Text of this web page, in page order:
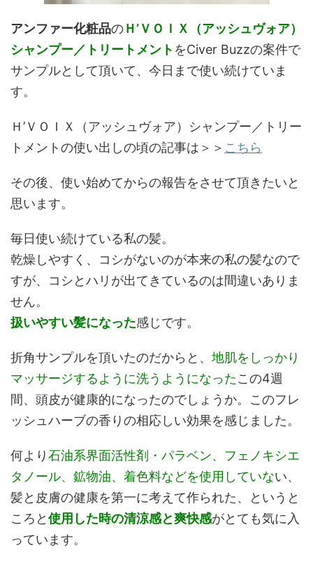
アンファー化粧品のＨ’ＶＯＩＸ（アッシュヴォア）
シャンプー／トリートメント をCiver Buzzの案件で
サンプルとして頂いて、今日まで使い続けていま
す。
Ｈ’ＶＯＩＸ（アッシュヴォア）シャンプー／トリー
トメントの使い出しの頃の記事は＞＞ こちら
その後、使い始めてからの報告をさせて頂きたいと
思います。
毎日使い続けている私の髪。
乾燥しやすく、コシがないのが本来の私の髪なので
すが、コシとハリが出てきているのは間違いありま
せん。
扱いやすい髪になった感じです。
折角サンプルを頂いたのだからと、 地肌をしっかり
マッサージするように洗うようになったこの4週
間、頭皮が健康的になったのでしょうか。このフレ
ッシュハーブの香りの相応しい効果を感じました。
何より石油系界面活性剤・パラベン、フェノキシエ
タノール、鉱物油、着色料などを使用していない、
髪と皮膚の健康を第一に考えて作られた、というと
ころと使用した時の清涼感と爽快感がとても気に入
っています。